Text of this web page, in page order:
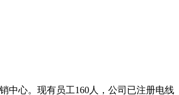
中心。现有员工160人，公司已注册电线